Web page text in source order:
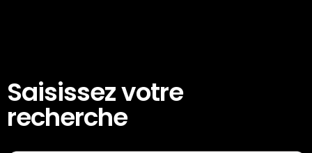
Saisissez votre
recherche